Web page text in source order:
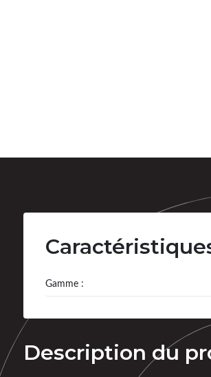
Gamme :
Description du